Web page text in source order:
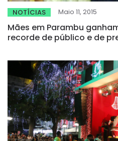
NOTÍCIAS Maio 11, 2015
Mães em Parambu
recorde de público e de